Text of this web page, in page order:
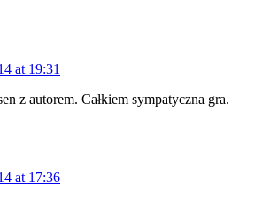
at 19:31
z autorem. Całkiem sympatyczna gra.
at 17:36